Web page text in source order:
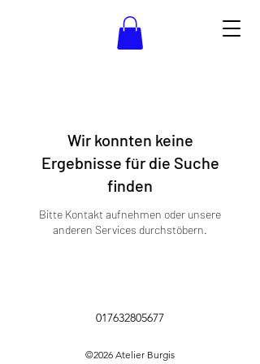
Wir konnten keine
Ergebnisse für die Suche
finden
Bitte Kontakt aufnehmen oder unsere
anderen Services durchstöbern.
017632805677
©2026 Atelier Burgis